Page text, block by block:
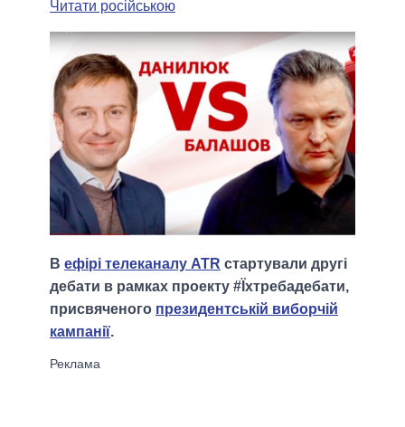
Читати російською
В ефірі телеканалу ATR стартували другі
дебати в рамках проекту #Їхтребадебати,
присвяченого президентській виборчій
кампанії.